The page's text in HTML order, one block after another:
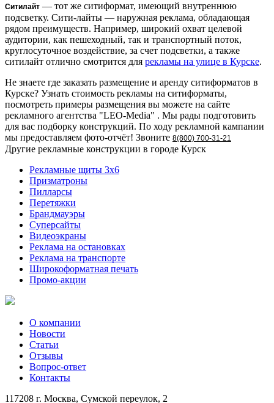
Ситилайт — тот же ситиформат, имеющий внутреннюю
подсветку. Сити-лайты — наружная реклама, обладающая
рядом преимуществ. Например, широкий охват целевой
аудитории, как пешеходный, так и транспортный поток,
круглосуточное воздействие, за счет подсветки, а также
ситилайт отлично смотрится для рекламы на улице в Курске.
Не знаете где заказать размещение и аренду ситиформатов в
Курске? Узнать стоимость рекламы на ситиформаты,
посмотреть примеры размещения вы можете на сайте
рекламного агентства "LEO-Media" . Мы рады подготовить
для вас подборку конструкций. По ходу рекламной кампании
мы предоставляем фото-отчёт! Звоните 8(800) 700-31-21
Другие рекламные конструкции в городе Курск
Рекламные щиты 3х6
Призматроны
Пилларсы
Перетяжки
Брандмауэры
Суперсайты
Видеоэкраны
Реклама на остановках
Реклама на транспорте
Широкоформатная печать
Промо-акции
О компании
Новости
Статьи
Отзывы
Вопрос-ответ
Контакты
117208 г. Москва, Сумской переулок, 2